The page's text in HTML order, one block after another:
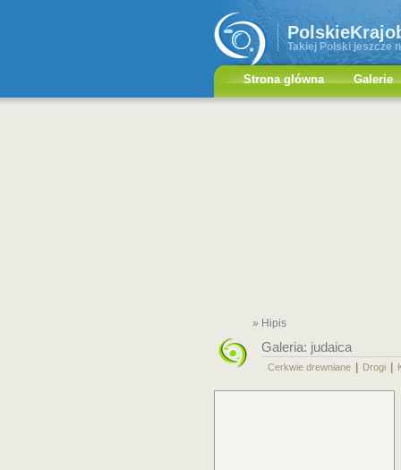
Takiej Polski jeszcze
Strona główna Galerie
» Hipis
Galeria: judaica
Cerkwie drewniane Drogi